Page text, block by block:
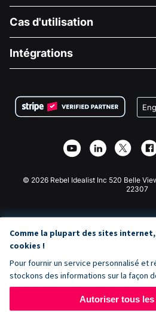
À propos de nous
Carrières
Confidentialité
Partenariat d'affiliation
Bibliothèque
Cas d'utilisation
Collecte de fonds médicale
Collecte de fonds caritative
Intégrations
Plugin de don Wix
Application de don Webflow
Don Joomla
© 2026 Rebel Idealist Inc 520 Belle
22307
Comme la plupart des sites
cookies !
Pour fournir un service personnalisé et
stockons des informations sur la façon
Autoriser tous les